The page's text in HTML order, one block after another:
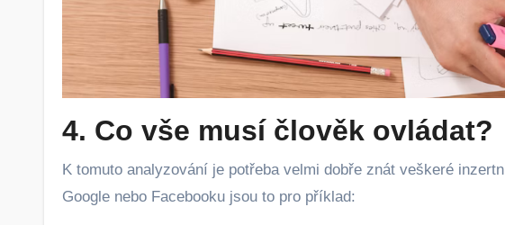
4. Co vše musí člověk ovládat?
K tomuto analyzování je potřeba velmi dobře znát veškeré
Google nebo Facebooku jsou to pro příklad: